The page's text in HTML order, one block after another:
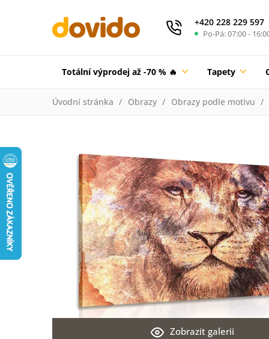
+420 228 229 597
Po-Pá: 07:00 -
Totální výprodej až -70 % 🔥 Tapety
Úvodní stránka Obrazy Obrazy podle motivu
Zobrazit galerii